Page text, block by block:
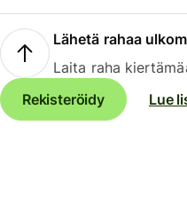
Lähetä rahaa
Laita raha
Rekisteröidy
Lue